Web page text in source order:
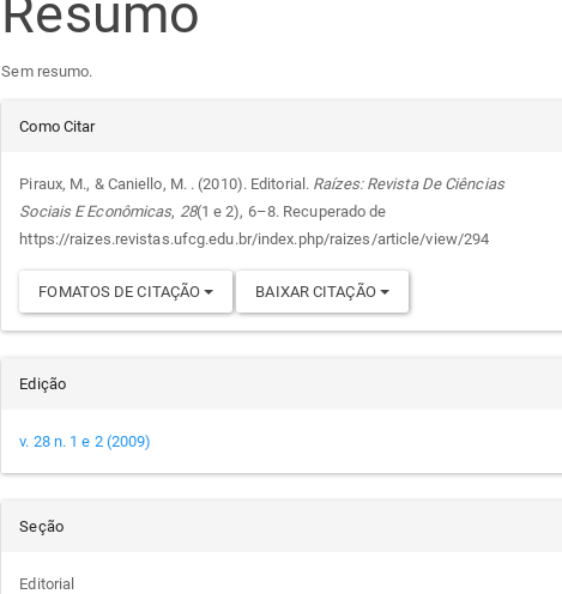
principal
Resumo
Sem resumo.
Detalhes
do
artigo
Como Citar
Piraux, M., & Caniello, M. . (2010). Editorial. Raízes: Revista De Ciências
Sociais E Econômicas, 28(1 e 2), 6–8. Recuperado de
https://raizes.revistas.ufcg.edu.br/index.php/raizes/article/view/294
FOMATOS DE CITAÇÃO BAIXAR CITAÇÃO
Edição
v. 28 n. 1 e 2 (2009)
Seção
Editorial